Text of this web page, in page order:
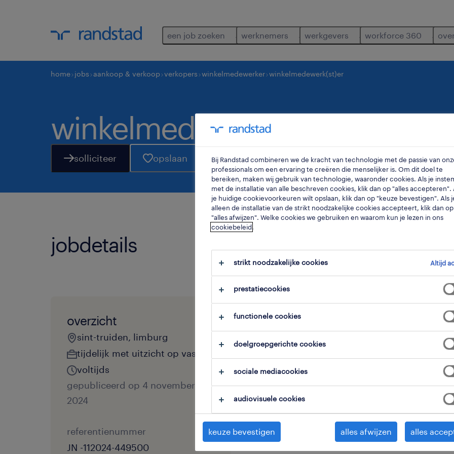
een job zoeken werknemers werkgevers workforce 360
home jobs aankoop & verkoop verkopers winkelmedewerker winkelmedewerk(st)er
winkelmedewerk(st)er
solliciteer opslaan sint-truiden,
jobdetails
overzicht
sint-truiden, limburg
tijdelijk met uitzicht op vast
voltijds
gepubliceerd op 4 november
2024
referentienummer
JN -112024-449500
Een bakkerij met meerderen
fulltime medewerker in volgende
en Bilzen.
Interesse in deze job? Bel Ranstad
naar Fiorenza of Aurelia of mail je cv
Genk_939@randstad.be
Bij Randstad combineren we de kracht van technologie met de passie van
professionals om een ervaring te creëren die menselijker is. Om dit doel te
bereiken, maken wij gebruik van technologie, waaronder cookies. Als je
met de installatie van alle beschreven cookies, klik dan op "alles accepteren".
je huidige cookievoorkeuren wilt opslaan, klik dan op "keuze bevestigen". Als
alleen de installatie van de strikt noodzakelijke cookies accepteert, klik dan op
"alles afwijzen". Welke cookies we gebruiken en waarom kun je lezen in ons
cookiebeleid.
strikt noodzakelijke cookies Altijd
prestatiecookies
functionele cookies
doelgroepgerichte cookies
sociale mediacookies
audiovisuele cookies
keuze bevestigen alles afwijzen alles